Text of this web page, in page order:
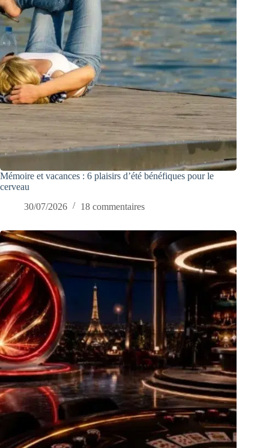
Mémoire et vacances : 6 plaisirs d’été bénéfiques pour le
cerveau
30/07/2026
18 commentaires